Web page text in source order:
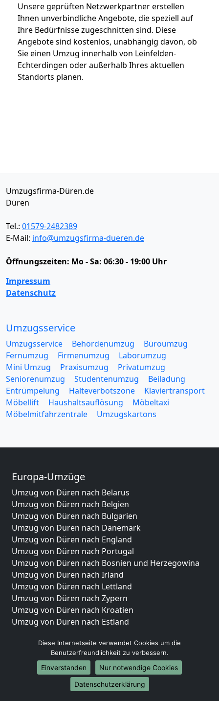
Unsere geprüften Netzwerkpartner erstellen
Ihnen unverbindliche Angebote, die speziell auf
Ihre Bedürfnisse zugeschnitten sind. Diese
Angebote sind kostenlos, unabhängig davon, ob
Sie einen Umzug innerhalb von Leinfelden-
Echterdingen oder außerhalb Ihres aktuellen
Standorts planen.
Umzugsfirma-Düren.de
Düren
Tel.: 01579-2482389
E-Mail: info@umzugsfirma-dueren.de
Öffnungszeiten: Mo - Sa: 06:30 - 19:00 Uhr
Impressum
Datenschutz
Umzugsservice
Umzugsservice Behördenumzug
Büroumzug
Fernumzug
Firmenumzug
Laborumzug
Mini Umzug
Praxisumzug
Privatumzug
Seniorenumzug
Studentenumzug
Beiladung
Entrümpelung
Halteverbotszone
Klaviertransport
Möbellift
Haushaltsauflösung
Möbeltaxi
Möbelmitfahrzentrale
Umzugskartons
Europa-Umzüge
Umzug von Düren nach Belarus
Umzug von Düren nach Belgien
Umzug von Düren nach Bulgarien
Umzug von Düren nach Dänemark
Umzug von Düren nach England
Umzug von Düren nach Portugal
Umzug von Düren nach Bosnien und Herzegowina
Umzug von Düren nach Irland
Umzug von Düren nach Lettland
Umzug von Düren nach Zypern
Umzug von Düren nach Kroatien
Umzug von Düren nach Estland
Umzug von Düren nach Frankreich
Umzug von Düren nach Griechenland
Umzug von Düren nach Italien
Umzug von Düren nach Liechtenstein
Umzug von Düren nach Luxemburg
Diese Internetseite verwendet Cookies um die
Benutzerfreundlichkeit zu verbessern.
Einverstanden
Nur notwendige Cookies
Datenschutzerklärung